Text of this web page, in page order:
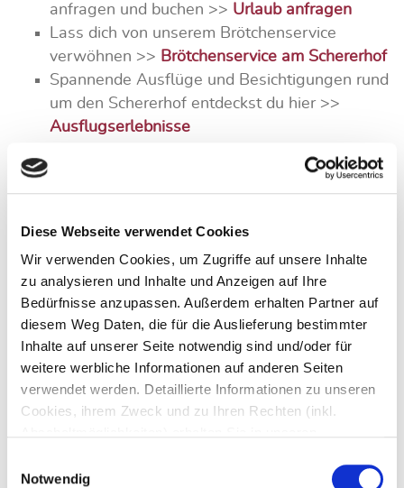
Diese Webseite verwendet Cookies
Wir verwenden Cookies, um Zugriffe auf unsere Inhalte
zu analysieren und Inhalte und Anzeigen auf Ihre
Bedürfnisse anzupassen. Außerdem erhalten Partner auf
diesem Weg Daten, die für die Auslieferung bestimmter
Inhalte auf unserer Seite notwendig sind und/oder für
weitere werbliche Informationen auf anderen Seiten
verwendet werden. Detaillierte Informationen zu unseren
Cookies, ihrem Zweck und zu Ihren Rechten (inkl.
Notwendig
anfragen und buchen >> Urlaub anfragen
Lass dich von unserem Brötchenservice
verwöhnen >> Brötchenservice am Schererhof
Spannende Ausflüge und Besichtigungen rund
um den Schererhof entdeckst du hier >>
Ausflugserlebnisse